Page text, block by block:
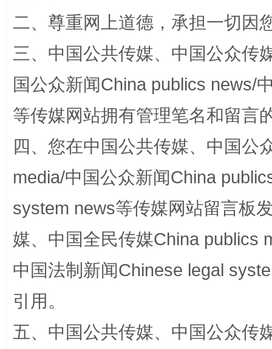
国家大学科技园优化重塑工作
二、尊重网上道德，承担一切因
三、中国公共传媒、中国公众传
国公众新闻China publics news/
等传媒网站拥有管理笔名和留言
四、您在中国公共传媒、中国公
media/中国公众新闻China
system news等传媒网站留言板
媒、中国全民传媒China publics
中国法制新闻Chinese legal
引用。
五、中国公共传媒、中国公众传